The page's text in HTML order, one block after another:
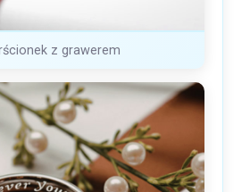
z grawerem